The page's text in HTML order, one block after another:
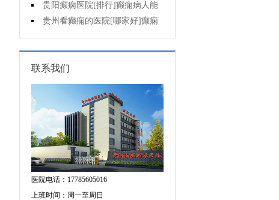
要症状是什么?
贵阳癫痫医院[排行]癫痫病人能
熬夜吗?
贵州看癫痫的医院[哪家好]癫痫
的三大类原因?
联系我们
医院电话：17785605016
上班时间：周一至周日